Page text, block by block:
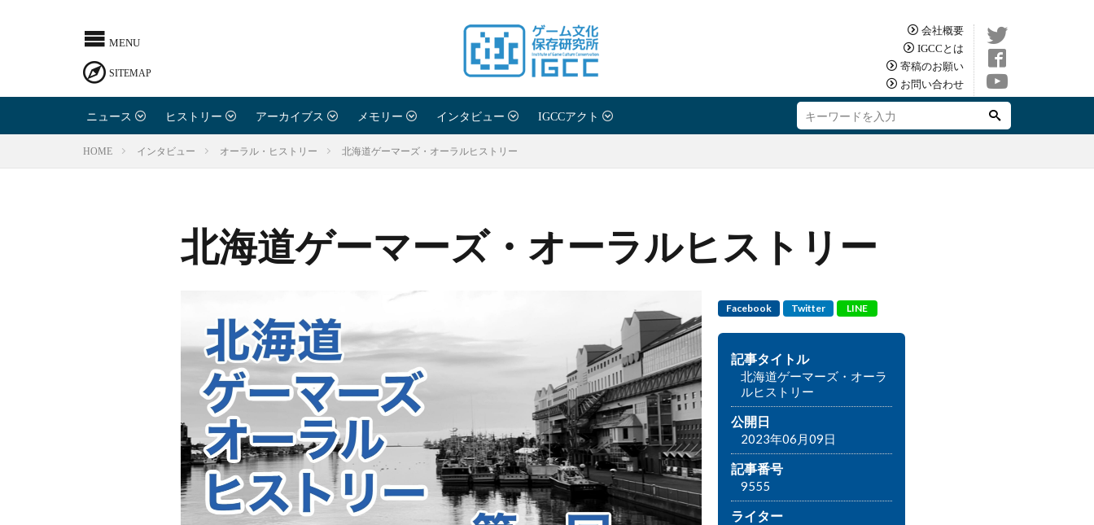
会社概要
IGCCとは
寄稿のお願い
お問い合わせ
ニュース ヒストリー アーカイブス メモリー インタビュー IGCCアクト
HOME インタビュー オーラル・ヒストリー 北海道ゲーマーズ・オーラルヒストリー
北海道ゲーマーズ・オーラルヒストリー
Facebook Twitter LINE
記事タイトル
北海道ゲーマーズ・オーラ
ルヒストリー
公開日
2023年06月09日
記事番号
9555
ライター